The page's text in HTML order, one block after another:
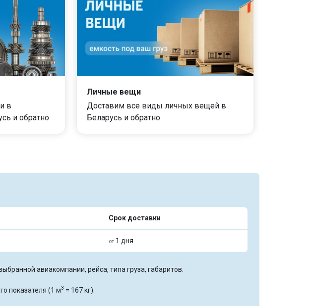
в
и обратно.
Личные вещи
Доставим все виды личных вещей в
Беларусь и обратно.
Срок доставки
от 1 дня
авиакомпании, рейса, типа груза, габаритов.
показателя (1 м3 = 167 кг).